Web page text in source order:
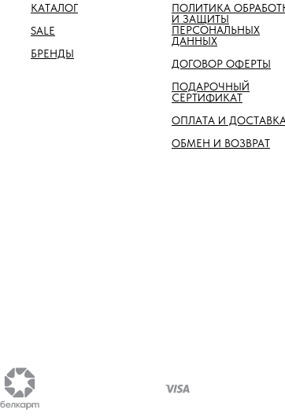
КАТАЛОГ
SALE
БРЕНДЫ
ПОЛИТИКА
И ЗАЩИТЫ
ПЕРСОНАЛЬНЫХ
ДАННЫХ
ДОГОВОР ОФЕРТЫ
ПОДАРОЧНЫЙ
СЕРТИФИКАТ
ОПЛАТА И
ОБМЕН И ВОЗВРАТ